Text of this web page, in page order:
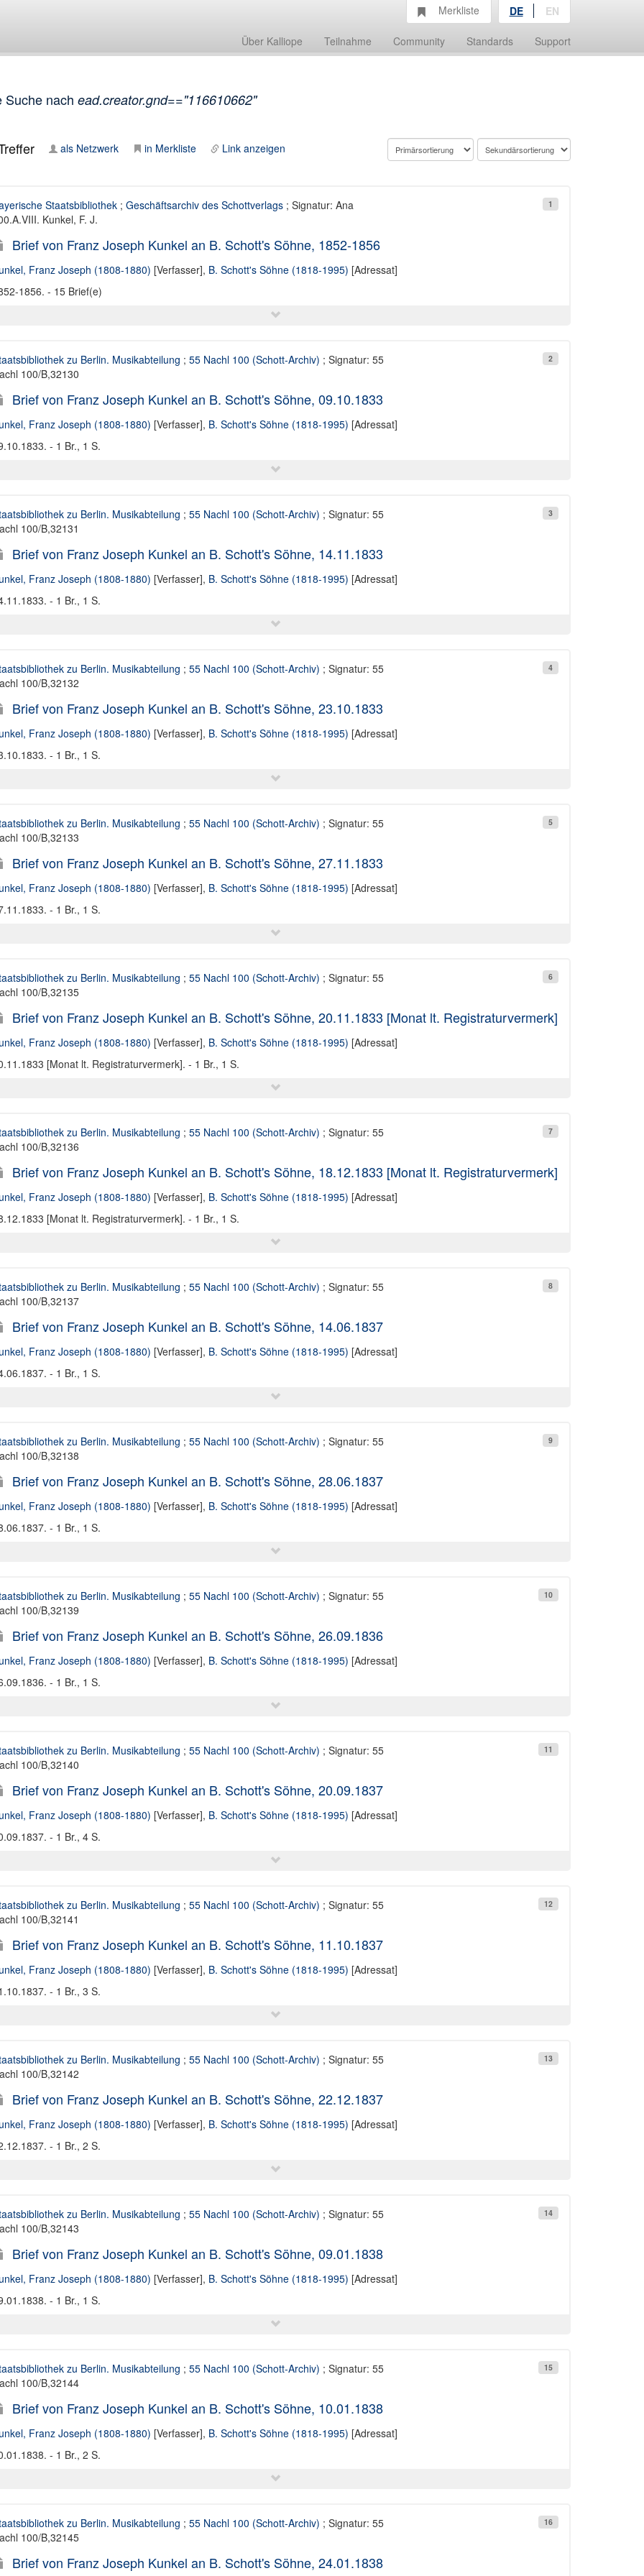
Über Kalliope Teilnahme Community Standards Support
Merkliste DE EN
Suche nach ead.creator.gnd=="116610662"
als Netzwerk in Merkliste Link anzeigen
1
Staatsbibliothek; Geschäftsarchiv des Schottverlags; Signatur: Ana
Kunkel, F. J.
Brief von Franz Joseph Kunkel an B. Schott's Söhne, 1852-1856
Franz Joseph (1808-1880) [Verfasser], B. Schott's Söhne (1818-1995) [Adressat]
1856. - 15 Brief(e)
2
zu Berlin. Musikabteilung ; 55 Nachl 100 (Schott-Archiv) ; Signatur: 55
100/B,32130
Brief von Franz Joseph Kunkel an B. Schott's Söhne, 09.10.1833
Franz Joseph (1808-1880) [Verfasser], B. Schott's Söhne (1818-1995) [Adressat]
- 1 Br., 1 S.
3
zu Berlin. Musikabteilung ; 55 Nachl 100 (Schott-Archiv) ; Signatur: 55
100/B,32131
Brief von Franz Joseph Kunkel an B. Schott's Söhne, 14.11.1833
Franz Joseph (1808-1880) [Verfasser], B. Schott's Söhne (1818-1995) [Adressat]
- 1 Br., 1 S.
4
zu Berlin. Musikabteilung ; 55 Nachl 100 (Schott-Archiv) ; Signatur: 55
100/B,32132
Brief von Franz Joseph Kunkel an B. Schott's Söhne, 23.10.1833
Franz Joseph (1808-1880) [Verfasser], B. Schott's Söhne (1818-1995) [Adressat]
- 1 Br., 1 S.
5
zu Berlin. Musikabteilung ; 55 Nachl 100 (Schott-Archiv) ; Signatur: 55
100/B,32133
Brief von Franz Joseph Kunkel an B. Schott's Söhne, 27.11.1833
Franz Joseph (1808-1880) [Verfasser], B. Schott's Söhne (1818-1995) [Adressat]
- 1 Br., 1 S.
6
zu Berlin. Musikabteilung ; 55 Nachl 100 (Schott-Archiv) ; Signatur: 55
100/B,32135
Brief von Franz Joseph Kunkel an B. Schott's Söhne, 20.11.1833 [Monat lt. Registraturvermerk]
Franz Joseph (1808-1880) [Verfasser], B. Schott's Söhne (1818-1995) [Adressat]
[Monat lt. Registraturvermerk]. - 1 Br., 1 S.
7
zu Berlin. Musikabteilung ; 55 Nachl 100 (Schott-Archiv) ; Signatur: 55
100/B,32136
Brief von Franz Joseph Kunkel an B. Schott's Söhne, 18.12.1833 [Monat lt. Registraturvermerk]
Franz Joseph (1808-1880) [Verfasser], B. Schott's Söhne (1818-1995) [Adressat]
[Monat lt. Registraturvermerk]. - 1 Br., 1 S.
8
zu Berlin. Musikabteilung ; 55 Nachl 100 (Schott-Archiv) ; Signatur: 55
100/B,32137
Brief von Franz Joseph Kunkel an B. Schott's Söhne, 14.06.1837
Franz Joseph (1808-1880) [Verfasser], B. Schott's Söhne (1818-1995) [Adressat]
- 1 Br., 1 S.
9
zu Berlin. Musikabteilung ; 55 Nachl 100 (Schott-Archiv) ; Signatur: 55
100/B,32138
Brief von Franz Joseph Kunkel an B. Schott's Söhne, 28.06.1837
Franz Joseph (1808-1880) [Verfasser], B. Schott's Söhne (1818-1995) [Adressat]
- 1 Br., 1 S.
10
zu Berlin. Musikabteilung ; 55 Nachl 100 (Schott-Archiv) ; Signatur: 55
100/B,32139
Brief von Franz Joseph Kunkel an B. Schott's Söhne, 26.09.1836
Franz Joseph (1808-1880) [Verfasser], B. Schott's Söhne (1818-1995) [Adressat]
- 1 Br., 1 S.
11
zu Berlin. Musikabteilung ; 55 Nachl 100 (Schott-Archiv) ; Signatur: 55
100/B,32140
Brief von Franz Joseph Kunkel an B. Schott's Söhne, 20.09.1837
Franz Joseph (1808-1880) [Verfasser], B. Schott's Söhne (1818-1995) [Adressat]
- 1 Br., 4 S.
12
zu Berlin. Musikabteilung ; 55 Nachl 100 (Schott-Archiv) ; Signatur: 55
100/B,32141
Brief von Franz Joseph Kunkel an B. Schott's Söhne, 11.10.1837
Franz Joseph (1808-1880) [Verfasser], B. Schott's Söhne (1818-1995) [Adressat]
- 1 Br., 3 S.
13
zu Berlin. Musikabteilung ; 55 Nachl 100 (Schott-Archiv) ; Signatur: 55
100/B,32142
Brief von Franz Joseph Kunkel an B. Schott's Söhne, 22.12.1837
Franz Joseph (1808-1880) [Verfasser], B. Schott's Söhne (1818-1995) [Adressat]
- 1 Br., 2 S.
14
zu Berlin. Musikabteilung ; 55 Nachl 100 (Schott-Archiv) ; Signatur: 55
100/B,32143
Brief von Franz Joseph Kunkel an B. Schott's Söhne, 09.01.1838
Franz Joseph (1808-1880) [Verfasser], B. Schott's Söhne (1818-1995) [Adressat]
- 1 Br., 1 S.
15
zu Berlin. Musikabteilung ; 55 Nachl 100 (Schott-Archiv) ; Signatur: 55
100/B,32144
Brief von Franz Joseph Kunkel an B. Schott's Söhne, 10.01.1838
Franz Joseph (1808-1880) [Verfasser], B. Schott's Söhne (1818-1995) [Adressat]
- 1 Br., 2 S.
16
zu Berlin. Musikabteilung ; 55 Nachl 100 (Schott-Archiv) ; Signatur: 55
100/B,32145
Brief von Franz Joseph Kunkel an B. Schott's Söhne, 24.01.1838